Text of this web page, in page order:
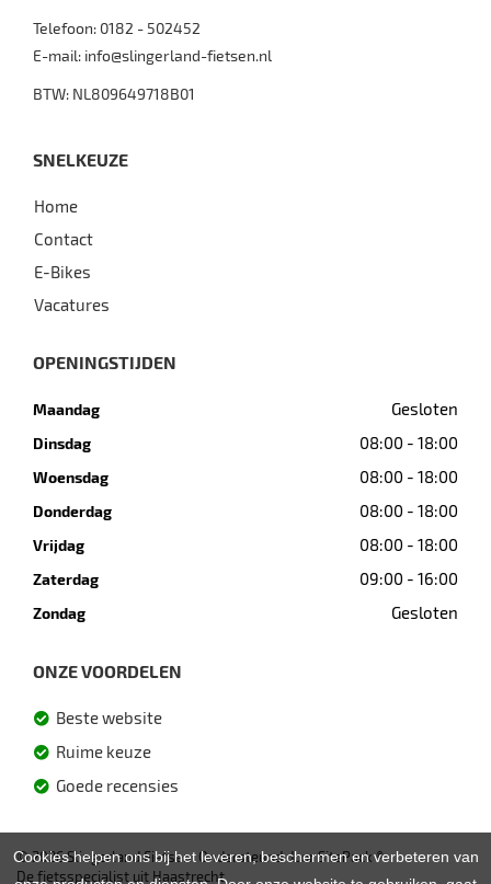
Telefoon: 0182 - 502452
E-mail: info@slingerland-fietsen.nl
BTW: NL809649718B01
SNELKEUZE
Home
Contact
E-Bikes
Vacatures
OPENINGSTIJDEN
Maandag Gesloten
Dinsdag 08:00 - 18:00
Woensdag 08:00 - 18:00
Donderdag 08:00 - 18:00
Vrijdag 08:00 - 18:00
Zaterdag 09:00 - 16:00
Zondag Gesloten
ONZE VOORDELEN
Beste website
Ruime keuze
Goede recensies
© 2026 Slingerland Fietsen. Ondersteund doorSitePack ®
De fietsspecialist uit Haastrecht
Cookies helpen ons bij het leveren, beschermen en verbeteren van